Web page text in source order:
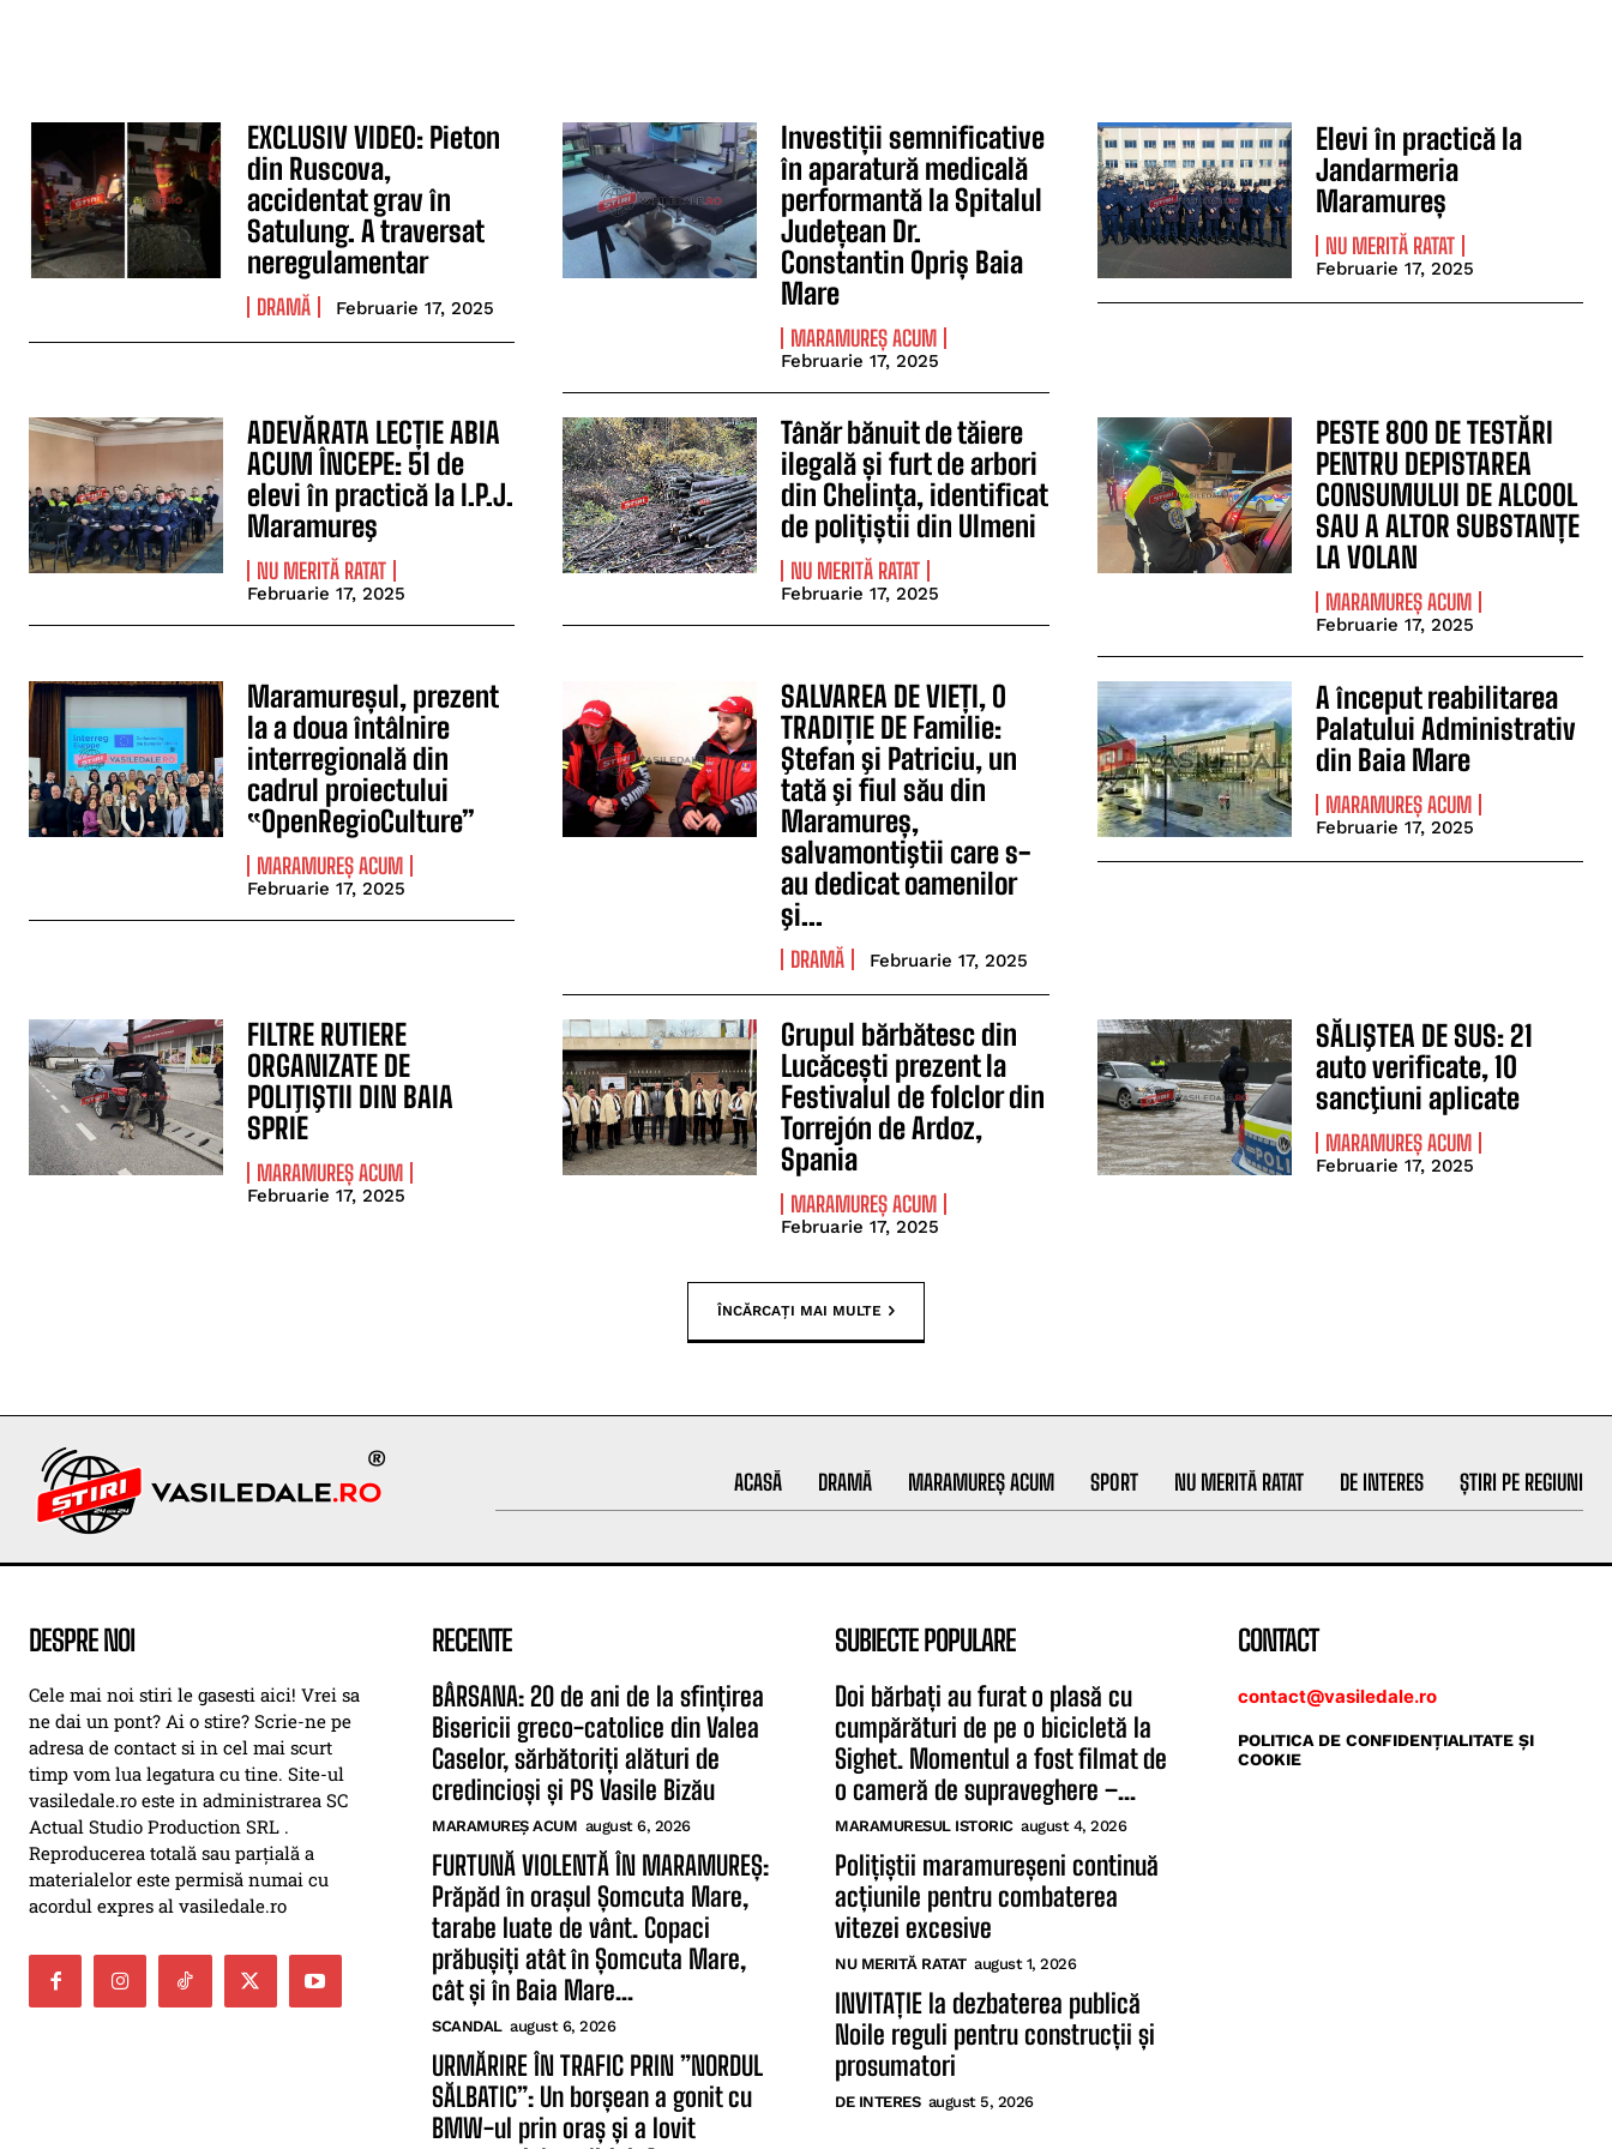
EXCLUSIV VIDEO: Pieton
din Ruscova,
accidentat grav în
Satulung. A traversat
neregulamentar
DRAMĂ Februarie 17, 2025
Investiții semnificative
în aparatură medicală
performantă la Spitalul
Județean Dr.
Constantin Opriș Baia
Mare
MARAMUREȘ ACUM
Februarie 17, 2025
Elevi în practică la
Jandarmeria
Maramureș
NU MERITĂ RATAT
Februarie 17, 2025
ADEVĂRATA LECȚIE ABIA
ACUM ÎNCEPE: 51 de
elevi în practică la I.P.J.
Maramureş
NU MERITĂ RATAT
Februarie 17, 2025
Tânăr bănuit de tăiere
ilegală și furt de arbori
din Chelința, identificat
de polițiștii din Ulmeni
NU MERITĂ RATAT
Februarie 17, 2025
PESTE 800 DE TESTĂRI
PENTRU DEPISTAREA
CONSUMULUI DE ALCOOL
SAU A ALTOR SUBSTANȚE
LA VOLAN
MARAMUREȘ ACUM
Februarie 17, 2025
Maramureșul, prezent
la a doua întâlnire
interregională din
cadrul proiectului
‟OpenRegioCulture”
MARAMUREȘ ACUM
Februarie 17, 2025
SALVAREA DE VIEȚI, O
TRADIȚIE DE Familie:
Ştefan şi Patriciu, un
tată şi fiul său din
Maramureș,
salvamontiştii care s-
au dedicat oamenilor
şi...
DRAMĂ Februarie 17, 2025
A început reabilitarea
Palatului Administrativ
din Baia Mare
MARAMUREȘ ACUM
Februarie 17, 2025
FILTRE RUTIERE
ORGANIZATE DE
POLIŢIŞTII DIN BAIA
SPRIE
MARAMUREȘ ACUM
Februarie 17, 2025
Grupul bărbătesc din
Lucăcești prezent la
Festivalul de folclor din
Torrejón de Ardoz,
Spania
MARAMUREȘ ACUM
Februarie 17, 2025
SĂLIŞTEA DE SUS: 21
auto verificate, 10
sancţiuni aplicate
MARAMUREȘ ACUM
Februarie 17, 2025
ÎNCĂRCAȚI MAI MULTE
ACASĂ DRAMĂ MARAMUREȘ ACUM SPORT NU MERITĂ RATAT DE INTERES ȘTIRI PE REGIUNI
DESPRE NOI
Cele mai noi stiri le gasesti aici! Vrei sa
ne dai un pont? Ai o stire? Scrie-ne pe
adresa de contact si in cel mai scurt
timp vom lua legatura cu tine. Site-ul
vasiledale.ro este in administrarea SC
Actual Studio Production SRL .
Reproducerea totală sau parțială a
materialelor este permisă numai cu
acordul expres al vasiledale.ro
RECENTE
BÂRSANA: 20 de ani de la sfințirea
Bisericii greco-catolice din Valea
Caselor, sărbătoriți alături de
credincioși și PS Vasile Bizău
MARAMUREȘ ACUM august 6, 2026
FURTUNĂ VIOLENTĂ ÎN MARAMUREȘ:
Prăpăd în orașul Șomcuta Mare,
tarabe luate de vânt. Copaci
prăbușiți atât în Șomcuta Mare,
cât și în Baia Mare...
SCANDAL august 6, 2026
URMĂRIRE ÎN TRAFIC PRIN ”NORDUL
SĂLBATIC”: Un borșean a gonit cu
BMW-ul prin oraș și a lovit
SUBIECTE POPULARE
Doi bărbați au furat o plasă cu
cumpărături de pe o bicicletă la
Sighet. Momentul a fost filmat de
o cameră de supraveghere –...
MARAMURESUL ISTORIC august 4, 2026
Polițiștii maramureșeni continuă
acțiunile pentru combaterea
vitezei excesive
NU MERITĂ RATAT august 1, 2026
INVITAȚIE la dezbaterea publică
Noile reguli pentru construcții și
prosumatori
DE INTERES august 5, 2026
CONTACT
contact@vasiledale.ro
POLITICA DE CONFIDENŢIALITATE ŞI
COOKIE